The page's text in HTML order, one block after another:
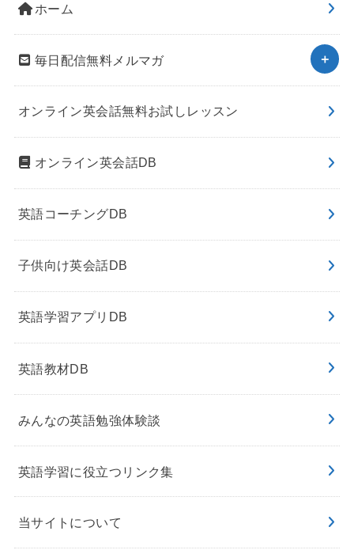
ホーム
毎日配信無料メルマガ
オンライン英会話無料お試しレッスン
オンライン英会話DB
英語コーチングDB
子供向け英会話DB
英語学習アプリDB
英語教材DB
みんなの英語勉強体験談
英語学習に役立つリンク集
当サイトについて